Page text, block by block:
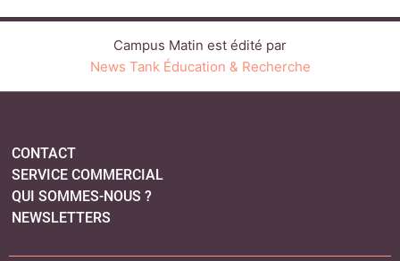
Campus Matin est édité par
News Tank Éducation & Recherche
CONTACT
SERVICE COMMERCIAL
QUI SOMMES-NOUS ?
NEWSLETTERS